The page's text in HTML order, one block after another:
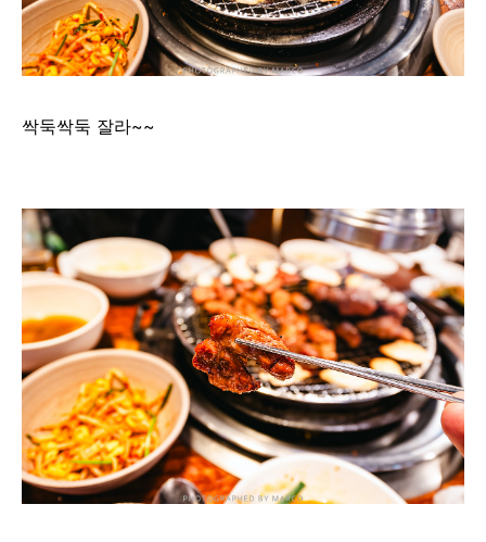
싹둑싹둑 잘라~~